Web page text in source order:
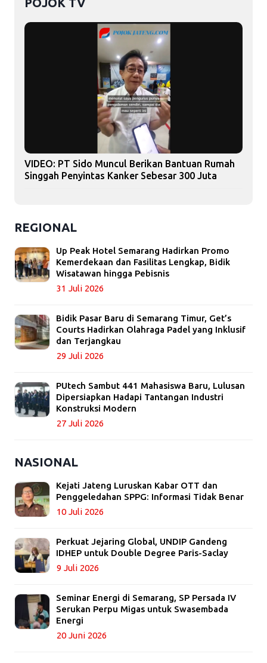
VIDEO: PT Sido Muncul Berikan Bantuan Rumah
Singgah Penyintas Kanker Sebesar 300 Juta
REGIONAL
Up Peak Hotel Semarang Hadirkan Promo
Kemerdekaan dan Fasilitas Lengkap, Bidik
Wisatawan hingga Pebisnis
31 Juli 2026
Bidik Pasar Baru di Semarang Timur, Get’s
Courts Hadirkan Olahraga Padel yang Inklusif
dan Terjangkau
29 Juli 2026
PUtech Sambut 441 Mahasiswa Baru, Lulusan
Dipersiapkan Hadapi Tantangan Industri
Konstruksi Modern
27 Juli 2026
NASIONAL
Kejati Jateng Luruskan Kabar OTT dan
Penggeledahan SPPG: Informasi Tidak Benar
10 Juli 2026
Perkuat Jejaring Global, UNDIP Gandeng
IDHEP untuk Double Degree Paris-Saclay
9 Juli 2026
Seminar Energi di Semarang, SP Persada IV
Serukan Perpu Migas untuk Swasembada
Energi
20 Juni 2026